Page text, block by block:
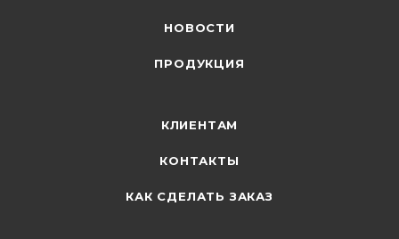
НОВОСТИ
ПРОДУКЦИЯ
КЛИЕНТАМ
КОНТАКТЫ
КАК СДЕЛАТЬ ЗАКАЗ